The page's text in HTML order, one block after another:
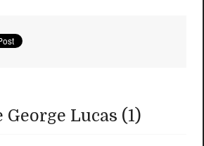
George Lucas (1)